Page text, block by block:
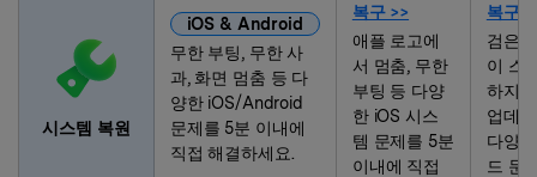
시스템 복원
iOS & Android
무한 부팅, 무한 사
과, 화면 멈춤 등 다
양한 iOS/Android
문제를 5분 이내에
직접 해결하세요.
복구 >>
애플 로고에
서 멈춤, 무한
부팅 등 다양
한 iOS 시스
템 문제를 5분
이내에 직접
복구
검은
이 스
하지
업데
다양
드 문